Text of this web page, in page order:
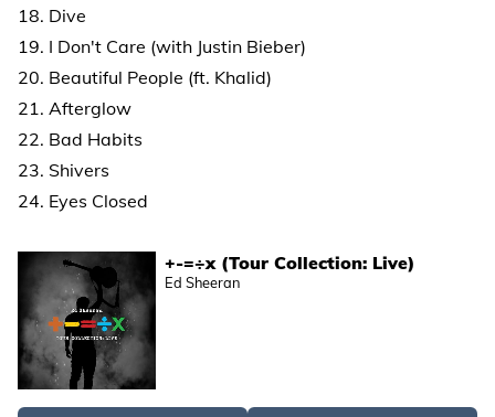
18. Dive
19. I Don't Care (with Justin Bieber)
20. Beautiful People (ft. Khalid)
21. Afterglow
22. Bad Habits
23. Shivers
24. Eyes Closed
+-=÷x (Tour Collection: Live)
Ed Sheeran